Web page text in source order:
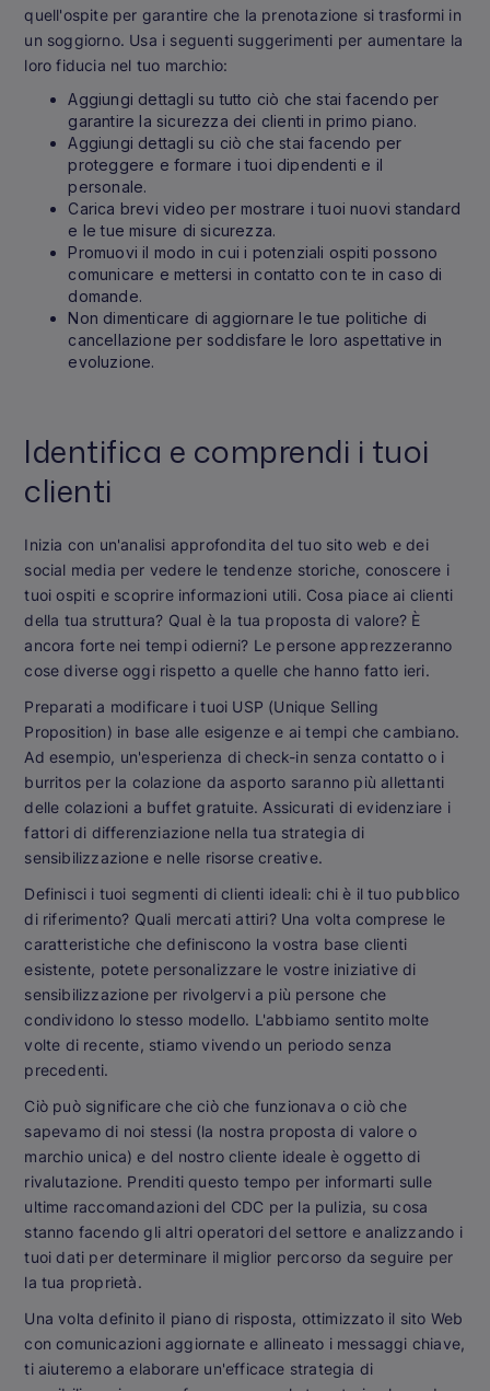
quell'ospite per garantire che la prenotazione si trasformi in
un soggiorno. Usa i seguenti suggerimenti per aumentare la
loro fiducia nel tuo marchio:
Aggiungi dettagli su tutto ciò che stai facendo per
garantire la sicurezza dei clienti in primo piano.
Aggiungi dettagli su ciò che stai facendo per
proteggere e formare i tuoi dipendenti e il
personale.
Carica brevi video per mostrare i tuoi nuovi standard
e le tue misure di sicurezza.
Promuovi il modo in cui i potenziali ospiti possono
comunicare e mettersi in contatto con te in caso di
domande.
Non dimenticare di aggiornare le tue politiche di
cancellazione per soddisfare le loro aspettative in
evoluzione.
Identifica e comprendi i tuoi
clienti
Inizia con un'analisi approfondita del tuo sito web e dei
social media per vedere le tendenze storiche, conoscere i
tuoi ospiti e scoprire informazioni utili. Cosa piace ai clienti
della tua struttura? Qual è la tua proposta di valore? È
ancora forte nei tempi odierni? Le persone apprezzeranno
cose diverse oggi rispetto a quelle che hanno fatto ieri.
Preparati a modificare i tuoi USP (Unique Selling
Proposition) in base alle esigenze e ai tempi che cambiano.
Ad esempio, un'esperienza di check-in senza contatto o i
burritos per la colazione da asporto saranno più allettanti
delle colazioni a buffet gratuite. Assicurati di evidenziare i
fattori di differenziazione nella tua strategia di
sensibilizzazione e nelle risorse creative.
Definisci i tuoi segmenti di clienti ideali: chi è il tuo pubblico
di riferimento? Quali mercati attiri? Una volta comprese le
caratteristiche che definiscono la vostra base clienti
esistente, potete personalizzare le vostre iniziative di
sensibilizzazione per rivolgervi a più persone che
condividono lo stesso modello. L'abbiamo sentito molte
volte di recente, stiamo vivendo un periodo senza
precedenti.
Ciò può significare che ciò che funzionava o ciò che
sapevamo di noi stessi (la nostra proposta di valore o
marchio unica) e del nostro cliente ideale è oggetto di
rivalutazione. Prenditi questo tempo per informarti sulle
ultime raccomandazioni del CDC per la pulizia, su cosa
stanno facendo gli altri operatori del settore e analizzando i
tuoi dati per determinare il miglior percorso da seguire per
la tua proprietà.
Una volta definito il piano di risposta, ottimizzato il sito Web
con comunicazioni aggiornate e allineato i messaggi chiave,
ti aiuteremo a elaborare un'efficace strategia di